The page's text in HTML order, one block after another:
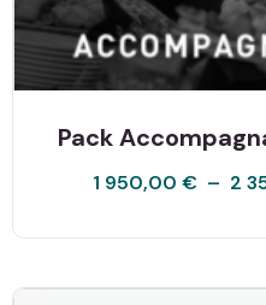
Pack
1 950,00 € – 2